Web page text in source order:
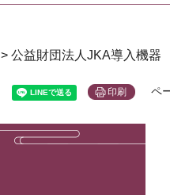
> 公益財団法人JKA導入機器
印刷 ペ